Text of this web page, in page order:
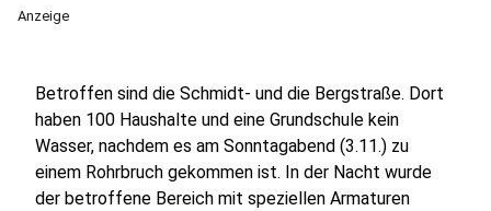
Anzeige
Betroffen sind die Schmidt- und die Bergstraße. Dort
haben 100 Haushalte und eine Grundschule kein
Wasser, nachdem es am Sonntagabend (3.11.) zu
einem Rohrbruch gekommen ist. In der Nacht wurde
der betroffene Bereich mit speziellen Armaturen